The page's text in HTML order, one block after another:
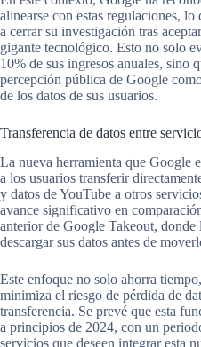
alinearse con estas regulaciones,
a cerrar su investigación tras
gigante tecnológico. Esto no solo
10% de sus ingresos anuales, sino
percepción pública de Google
de los datos de sus usuarios.
Transferencia de datos entre
La nueva herramienta que Google
a los usuarios transferir
y datos de YouTube a otros
avance significativo en
anterior de Google Takeout, donde
descargar sus datos antes de
Este enfoque no solo ahorra
minimiza el riesgo de pérdida de
transferencia. Se prevé que esta
a principios de 2024, con un
servicios que deseen integrar esta